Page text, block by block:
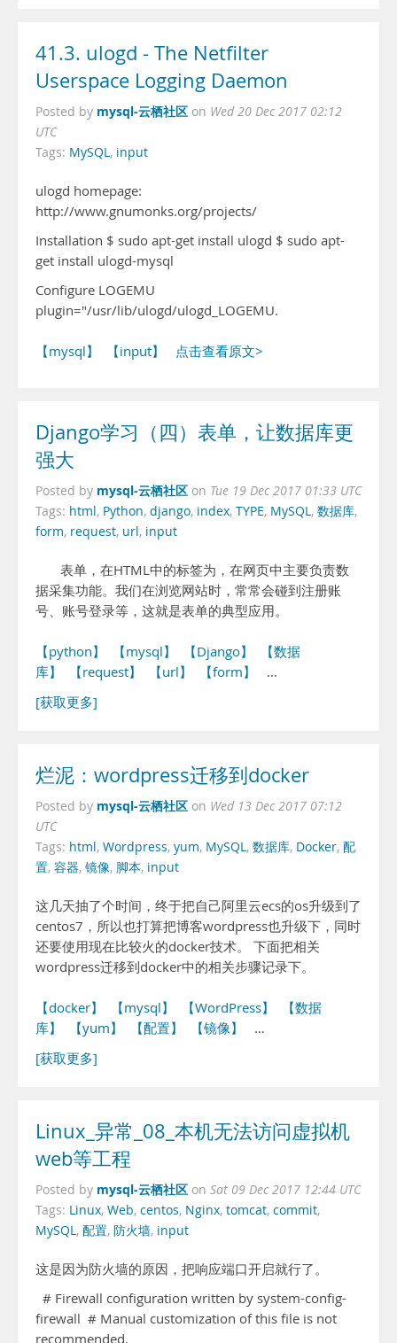
41.3. ulogd - The Netfilter
Userspace Logging Daemon
Posted by mysql-云栖社区 on Wed 20 Dec 2017 02:12
UTC
Tags: MySQL, input
ulogd homepage:
http://www.gnumonks.org/projects/
Installation $ sudo apt-get install ulogd $ sudo apt-
get install ulogd-mysql
Configure LOGEMU
plugin="/usr/lib/ulogd/ulogd_LOGEMU.
【mysql】 【input】 点击查看原文>
Django学习（四）表单，让数据库更
强大
Posted by mysql-云栖社区 on Tue 19 Dec 2017 01:33 UTC
Tags: html, Python, django, index, TYPE, MySQL, 数据库,
form, request, url, input
表单，在HTML中的标签为，在网页中主要负责数
据采集功能。我们在浏览网站时，常常会碰到注册账
号、账号登录等，这就是表单的典型应用。
【python】 【mysql】 【Django】
【数据
库】
【request】 【url】 【form】
…
[获取更多]
烂泥：wordpress迁移到docker
Posted by mysql-云栖社区 on Wed 13 Dec 2017 07:12
UTC
Tags: html, Wordpress, yum, MySQL, 数据库, Docker, 配
置, 容器, 镜像, 脚本, input
这几天抽了个时间，终于把自己阿里云ecs的os升级到了
centos7，所以也打算把博客wordpress也升级下，同时
还要使用现在比较火的docker技术。 下面把相关
wordpress迁移到docker中的相关步骤记录下。
【docker】 【mysql】 【WordPress】
【数据
库】
【yum】 【配置】 【镜像】
…
[获取更多]
Linux_异常_08_本机无法访问虚拟机
web等工程
Posted by mysql-云栖社区 on Sat 09 Dec 2017 12:44 UTC
Tags: Linux, Web, centos, Nginx, tomcat, commit,
MySQL, 配置, 防火墙, input
这是因为防火墙的原因，把响应端口开启就行了。
# Firewall configuration written by system-config-
firewall # Manual customization of this file is not
recommended.